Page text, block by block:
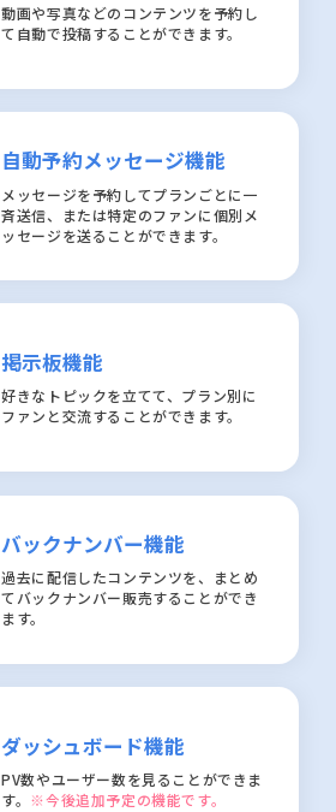
動画や写真などのコンテンツを予約し
て自動で投稿することができます。
自動予約メッセージ機能
メッセージを予約してプランごとに一
斉送信、または特定のファンに個別メ
ッセージを送ることができます。
掲示板機能
好きなトピックを立てて、プラン別に
ファンと交流することができます。
バックナンバー機能
過去に配信したコンテンツを、まとめ
てバックナンバー販売することができ
ます。
ダッシュボード機能
PV数やユーザー数を見ることができま
す。 ※今後追加予定の機能です。